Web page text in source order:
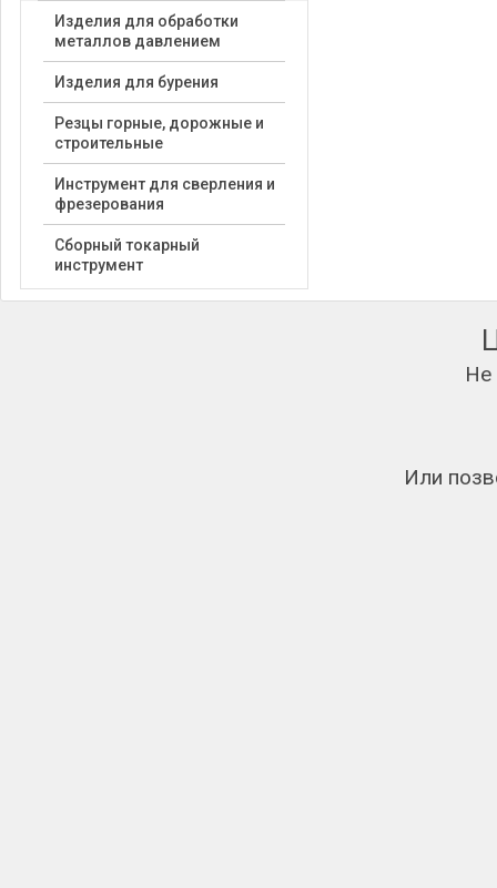
Изделия для обработки
металлов давлением
Изделия для бурения
Резцы горные, дорожные и
строительные
Инструмент для сверления и
фрезерования
Сборный токарный
инструмент
Не
Или